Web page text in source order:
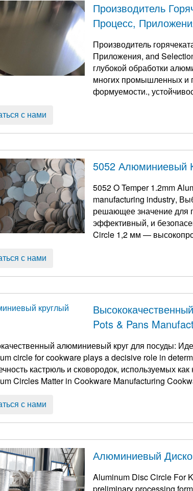
Производитель
Процесс,
Производитель
Приложения, and
глубокой обработки
многих промышленных и
формуемости.,
с нами
5052 Алюминиевый
5052O Temper 1.2mm
manufacturing industry,
решающее значение для
эффективный, и
Circle 1,2 мм —
с нами
Pots & Pans
алюминиевый круг для посуды:
circle for cookware plays a decisive role in
Circles Matter in Cookware Manufacturing
с нами
Алюминиевый
Aluminum Disc Circle For